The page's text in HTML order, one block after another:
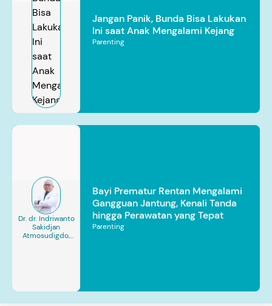
Jangan Panik, Bunda Bisa Lakukan
Ini saat Anak Mengalami Kejang
Parenting
Dr. dr. Indriwanto
Sakidjan
Atmosudigdo,
Bayi Prematur Rentan Mengalami
Gangguan Jantung, Kenali Tanda
hingga Perawatan yang Tepat
Parenting